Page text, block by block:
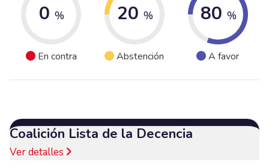
0 %
En contra
20 %
Abstención
80 %
A favor
Coalición Lista de la Decencia
Ver detalles